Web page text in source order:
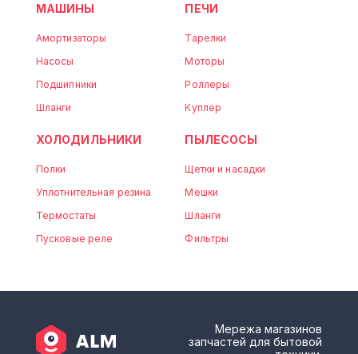
МАШИНЫ
Амортизаторы
Насосы
Подшипники
Шланги
ПЕЧИ
Тарелки
Моторы
Роллеры
Куплер
ХОЛОДИЛЬНИКИ
Полки
Уплотнительная резина
Термостаты
Пусковые реле
ПЫЛЕСОСЫ
Щетки и насадки
Мешки
Шланги
Фильтры
Мережа магазинов
запчастей для бытовой